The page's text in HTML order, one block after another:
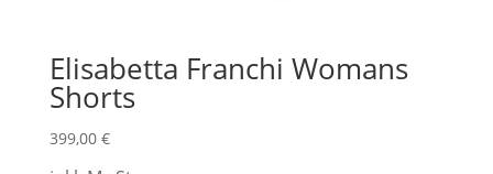
Elisabetta Franchi Womans
Shorts
399,00 €